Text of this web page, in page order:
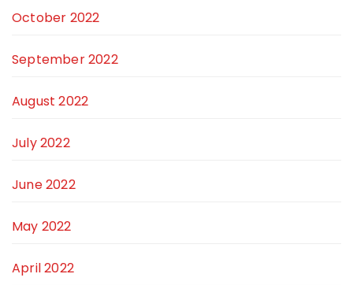
October 2022
September 2022
August 2022
July 2022
June 2022
May 2022
April 2022